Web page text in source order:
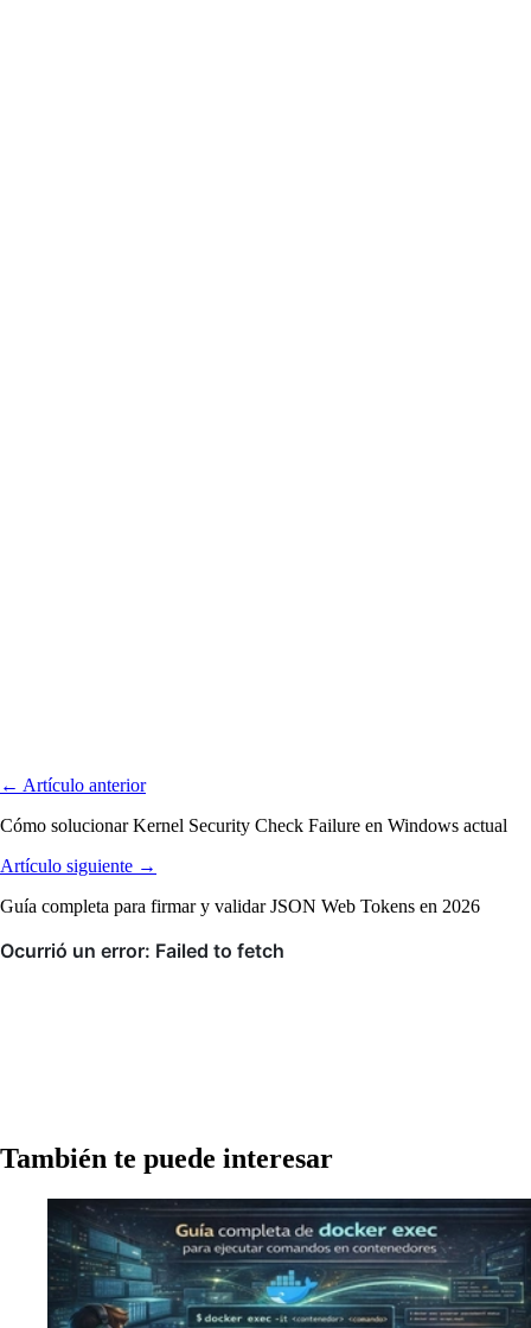
← Artículo anterior
Cómo solucionar Kernel Security Check Failure en Windows actual
Artículo siguiente →
Guía completa para firmar y validar JSON Web Tokens en 2026
También te puede interesar